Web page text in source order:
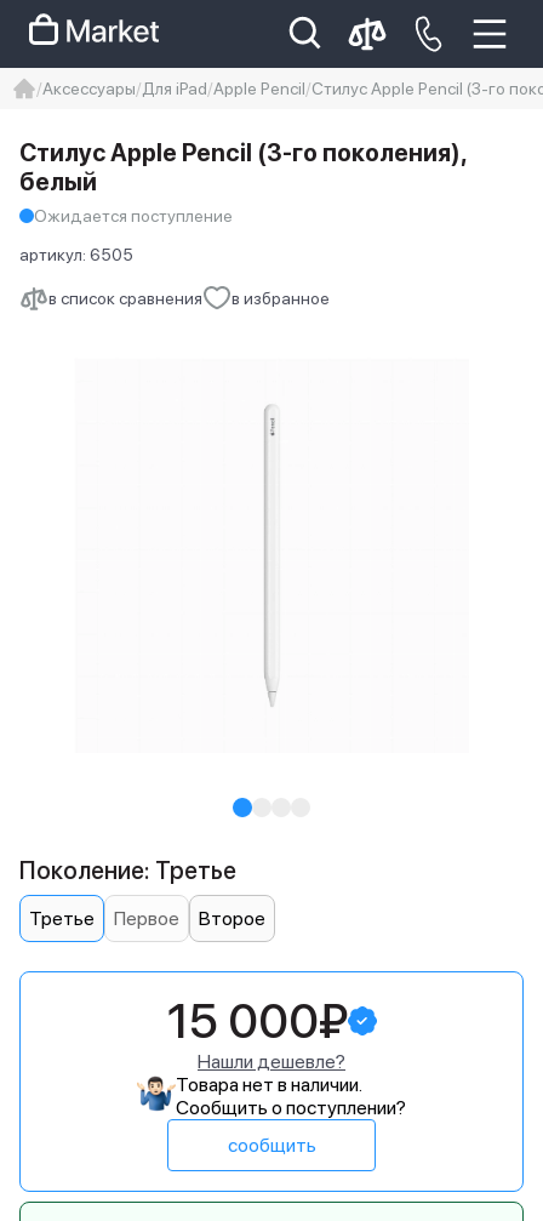
Iphone 14 pro max
айфон 14
Аксессуары Для iPad Apple Pencil Стилус Apple Pencil (3-го
в список сравнения в избранное
Стилус Apple Pencil (3-го поколения),
белый
Ожидается поступление
артикул: 6505
Поколение: Третье
Третье Первое Второе
15 000₽
Нашли дешевле?
Товара нет в наличии.
Сообщить о поступлении?
сообщить